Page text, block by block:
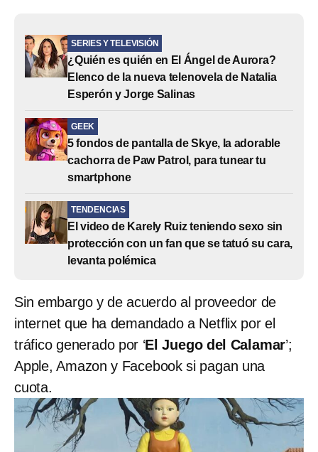
SERIES Y TELEVISIÓN
¿Quién es quién en El Ángel de Aurora?
Elenco de la nueva telenovela de Natalia
Esperón y Jorge Salinas
GEEK
5 fondos de pantalla de Skye, la adorable
cachorra de Paw Patrol, para tunear tu
smartphone
TENDENCIAS
El video de Karely Ruiz teniendo sexo sin
protección con un fan que se tatuó su cara,
levanta polémica
Sin embargo y de acuerdo al proveedor de
internet que ha demandado a Netflix por el
tráfico generado por ‘El Juego del Calamar’;
Apple, Amazon y Facebook si pagan una
cuota.